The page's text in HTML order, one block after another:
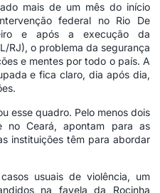
mais de um mês do início
federal no Rio De
e após a execução da
RJ), o problema da segurança
e mentes por todo o país. A
e fica claro, dia após dia,
esse quadro. Pelo menos dois
no Ceará, apontam para as
instituições têm para abordar
usuais de violência, um
na favela da Rocinha